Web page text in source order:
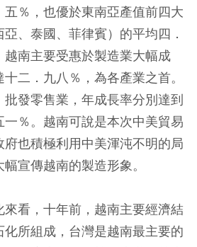
五％，也優於東南亞產值前四大
、泰國、菲律賓）的平均四．
南主要受惠於製造業大幅成
二．九八％，為各產業之首。
發零售業，年成長率分別達到
％。 越南可說是本次中美貿易
也積極利用中美渾沌不明的局
宣傳越南的製造形象。
看，十年前，越南主要經濟結
所組成，台灣是越南最主要的